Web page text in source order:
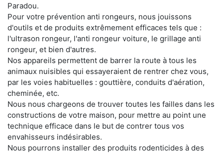
Paradou.
Pour votre prévention anti rongeurs, nous jouissons
d'outils et de produits extrêmement efficaces tels que :
l'ultrason rongeur, l'anti rongeur voiture, le grillage anti
rongeur, et bien d'autres.
Nos appareils permettent de barrer la route à tous les
animaux nuisibles qui essayeraient de rentrer chez vous,
par les voies habituelles : gouttière, conduits d'aération,
cheminée, etc.
Nous nous chargeons de trouver toutes les failles dans les
constructions de votre maison, pour mettre au point une
technique efficace dans le but de contrer tous vos
envahisseurs indésirables.
Nous pourrons installer des produits rodenticides à des